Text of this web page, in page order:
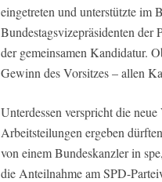
eingetreten und unterstützte im
Bundestagsvizepräsidenten der
der gemeinsamen Kandidatur.
Gewinn des Vorsitzes – allen
Unterdessen verspricht die
Arbeitsteilungen ergeben
von einem Bundeskanzler in
die Anteilnahme am SPD-